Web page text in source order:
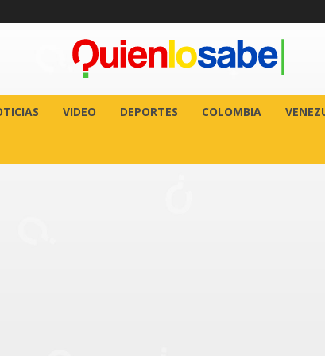
VIDEO DEPORTES COLOMBIA